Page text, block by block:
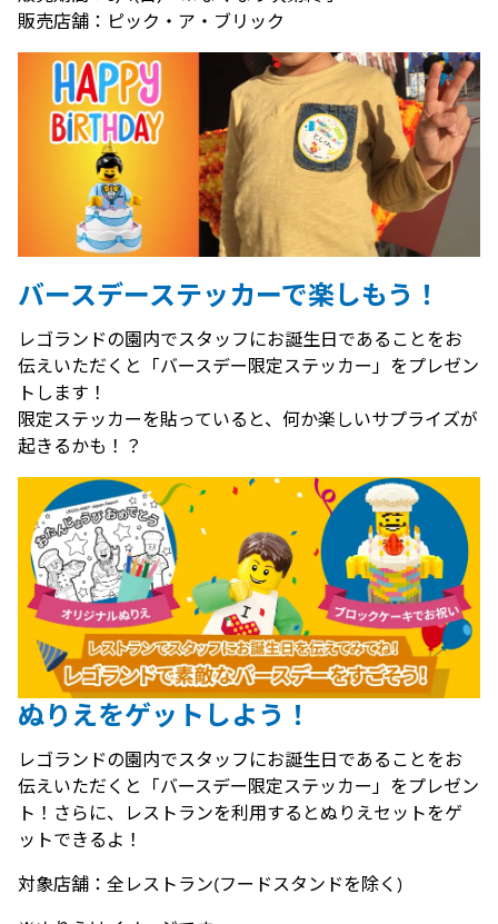
販売店舗：ピック・ア・ブリック
バースデーステッカーで楽しもう！
レゴランドの園内でスタッフにお誕生日であることをお
伝えいただくと「バースデー限定ステッカー」をプレゼン
トします！
限定ステッカーを貼っていると、何か楽しいサプライズが
起きるかも！？
ぬりえをゲットしよう！
レゴランドの園内でスタッフにお誕生日であることをお
伝えいただくと「バースデー限定ステッカー」をプレゼン
ト！さらに、レストランを利用するとぬりえセットをゲ
ットできるよ！
対象店舗：全レストラン(フードスタンドを除く)